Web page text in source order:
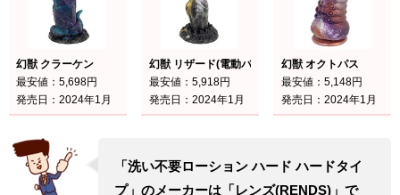
幻獣 クラーケン
最安値：5,698円
発売日：2024年1月
幻獣 リザード(電動バイブ)
最安値：5,918円
発売日：2024年1月
幻獣 オクトパス
最安値：5,148円
発売日：2024年1月
「洗い不要ローション ハード ハードタイ
プ」のメーカーは「レンズ(RENDS)」で